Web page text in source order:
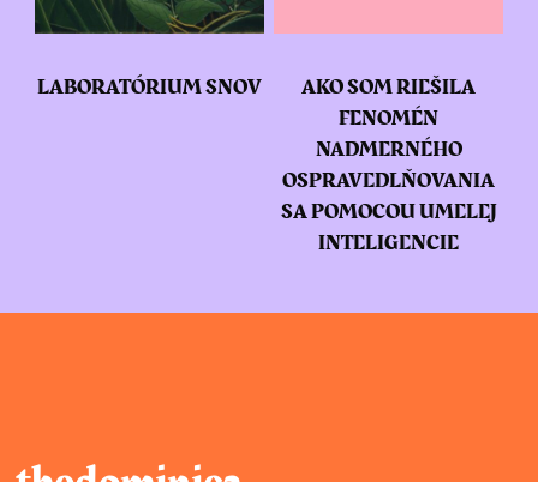
LABORATÓRIUM SNOV
AKO SOM RIEŠILA
FENOMÉN
NADMERNÉHO
OSPRAVEDLŇOVANIA
SA POMOCOU UMELEJ
INTELIGENCIE